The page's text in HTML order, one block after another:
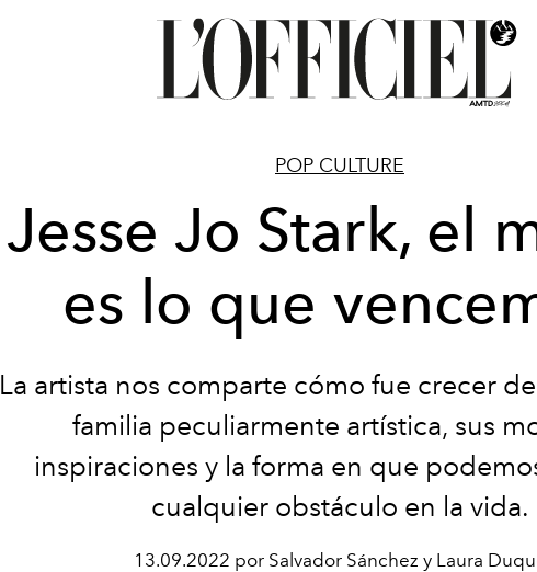
POP CULTURE
Jesse Jo Stark, el
es lo que
La artista nos comparte cómo fue crecer
familia peculiarmente artística, sus
inspiraciones y la forma en que
cualquier obstáculo en la vida.
13.09.2022 por Salvador Sánchez y Laura